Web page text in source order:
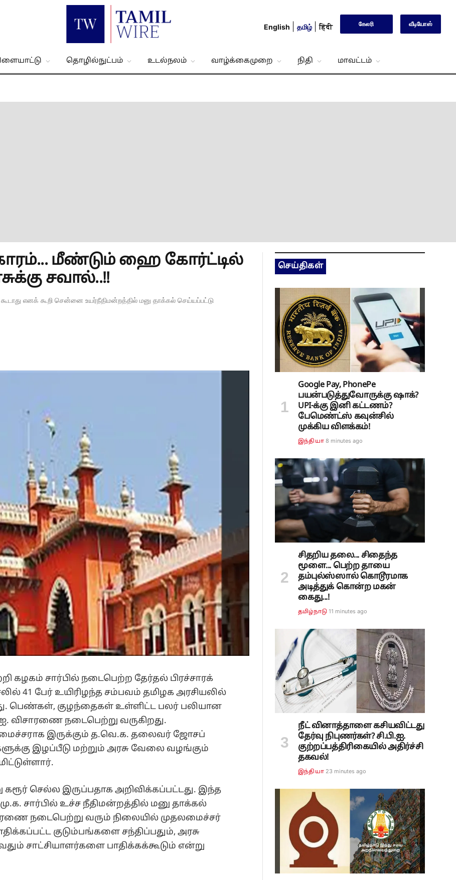
English தமிழ் हिंदी கேலரி வீடியோஸ்
தொழில்நுட்பம் உடல்நலம் வாழ்க்கைமுறை நிதி மாவட்டம்
மீண்டும் ஹை கோர்ட்டில்
சவால்..!!
எனக் கூறி சென்னை உயர்நீதிமன்றத்தில் மனு தாக்கல் செய்யப்பட்டு
கழகம் சார்பில் நடைபெற்ற தேர்தல் பிரச்சாரக்
41 பேர் உயிரிழந்த சம்பவம் தமிழக அரசியலில்
பெண்கள், குழந்தைகள் உள்ளிட்ட பலர் பலியான
விசாரணை நடைபெற்று வருகிறது.
இருக்கும் த.வெ.க. தலைவர் ஜோசப்
இழப்பீடு மற்றும் அரசு வேலை வழங்கும்
செல்ல இருப்பதாக அறிவிக்கப்பட்டது. இந்த
சார்பில் உச்ச நீதிமன்றத்தில் மனு தாக்கல்
நடைபெற்று வரும் நிலையில் முதலமைச்சர்
குடும்பங்களை சந்திப்பதும், அரசு
சாட்சியாளர்களை பாதிக்கக்கூடும் என்று
செய்திகள்
Google Pay, PhonePe
பயன்படுத்துவோருக்கு ஷாக்?
UPI-க்கு இனி கட்டணம்?
பேமெண்ட்ஸ் கவுன்சில்
முக்கிய விளக்கம்!
இந்தியா 9 minutes ago
சிதறிய தலை... சிதைந்த
மூளை... பெற்ற தாயை
தம்புல்ஸ்ஸால் கொடூரமாக
அடித்துக் கொன்ற மகன்
கைது...!
தமிழ்நாடு 11 minutes ago
நீட் வினாத்தாளை கசியவிட்டது
தேர்வு நிபுணர்கள்? சி.பி.ஐ.
குற்றப்பத்திரிகையில் அதிர்ச்சி
தகவல்!
இந்தியா 23 minutes ago